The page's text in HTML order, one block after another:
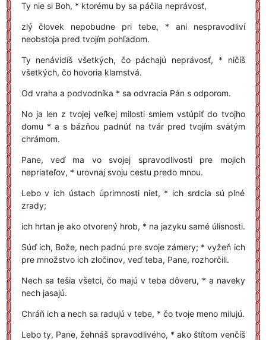
Ty nie si Boh, * ktorému by sa páčila neprávosť,
zlý človek nepobudne pri tebe, * ani nespravodliví
neobstoja pred tvojím pohľadom.
Ty nenávidíš všetkých, čo páchajú neprávosť, * ničíš
všetkých, čo hovoria klamstvá.
Od vraha a podvodníka * sa odvracia Pán s odporom.
No ja len z tvojej veľkej milosti smiem vstúpiť do tvojho
domu * a s bázňou padnúť na tvár pred tvojím svätým
chrámom.
Pane, veď ma vo svojej spravodlivosti pre mojich
nepriateľov, * urovnaj svoju cestu predo mnou.
Lebo v ich ústach úprimnosti niet, * ich srdcia sú plné
zrady;
ich hrtan je ako otvorený hrob, * na jazyku samé úlisnosti.
Súď ich, Bože, nech padnú pre svoje zámery; * vyžeň ich
pre množstvo ich zločinov, veď teba, Pane, rozhorčili.
Nech sa tešia všetci, čo majú v teba dôveru, * a naveky
nech jasajú.
Chráň ich a nech sa radujú v tebe, * čo tvoje meno milujú.
Lebo ty, Pane, žehnáš spravodlivého, * ako štítom venčíš